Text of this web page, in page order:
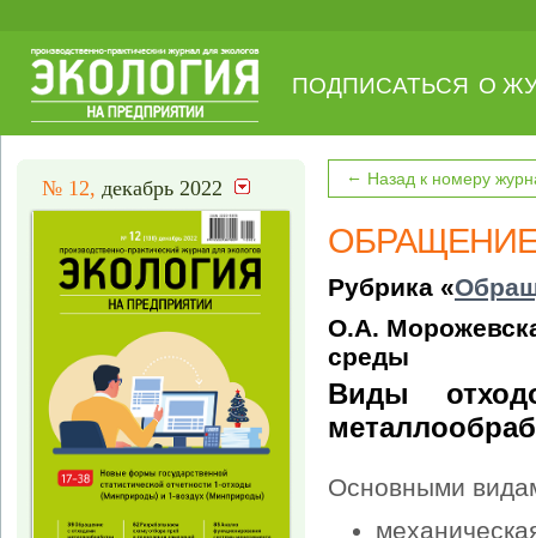
ПОДПИСАТЬСЯ О
№ 12, декабрь 2022 ← Назад к номеру
Рубрика «
О.А.
среды
Виды
Основными